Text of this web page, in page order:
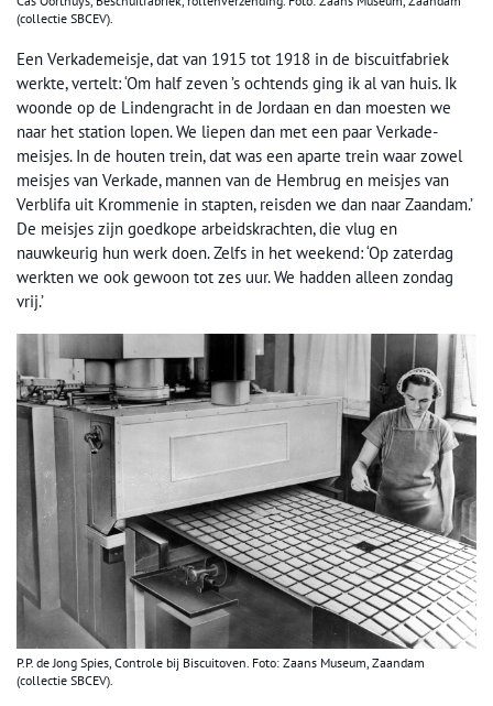
(collectie SBCEV).
Een Verkademeisje, dat van 1915 tot 1918 in de biscuitfabriek
werkte, vertelt: ‘Om half zeven ’s ochtends ging ik al van huis. Ik
woonde op de Lindengracht in de Jordaan en dan moesten we
naar het station lopen. We liepen dan met een paar Verkade-
meisjes. In de houten trein, dat was een aparte trein waar zowel
meisjes van Verkade, mannen van de Hembrug en meisjes van
Verblifa uit Krommenie in stapten, reisden we dan naar Zaandam.’
De meisjes zijn goedkope arbeidskrachten, die vlug en
nauwkeurig hun werk doen. Zelfs in het weekend: ‘Op zaterdag
werkten we ook gewoon tot zes uur. We hadden alleen zondag
vrij.’
P.P. de Jong Spies, Controle bij Biscuitoven. Foto: Zaans Museum, Zaandam
(collectie SBCEV).